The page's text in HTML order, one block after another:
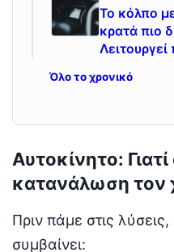
Το κόλπο
κρατά πιο
Όλο το χρονικό
Αυτοκίνητο:
κατανάλωση τον
Πριν πάμε στις λύσεις,
συμβαίνει: